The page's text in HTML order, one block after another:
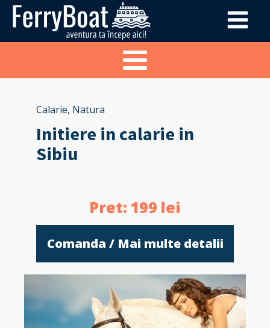
Calarie, Natura
Initiere in calarie in
Sibiu
Pret: 199 lei
Comanda / Mai multe detalii